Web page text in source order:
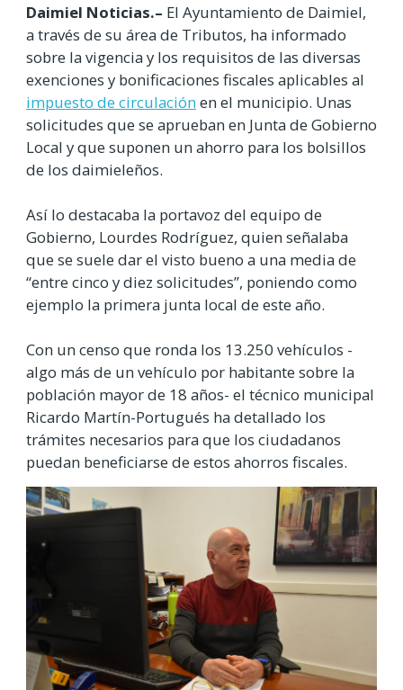
Daimiel Noticias.– El Ayuntamiento de Daimiel,
a través de su área de Tributos, ha informado
sobre la vigencia y los requisitos de las diversas
exenciones y bonificaciones fiscales aplicables al
impuesto de circulaciónen el municipio. Unas
solicitudes que se aprueban en Junta de Gobierno
Local y que suponen un ahorro para los bolsillos
de los daimieleños.
Así lo destacaba la portavoz del equipo de
Gobierno, Lourdes Rodríguez, quien señalaba
que se suele dar el visto bueno a una media de
“entre cinco y diez solicitudes”, poniendo como
ejemplo la primera junta local de este año.
Con un censo que ronda los 13.250 vehículos -
algo más de un vehículo por habitante sobre la
población mayor de 18 años- el técnico municipal
Ricardo Martín-Portugués ha detallado los
trámites necesarios para que los ciudadanos
puedan beneficiarse de estos ahorros fiscales.